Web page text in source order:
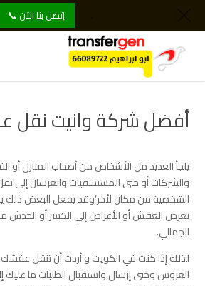
إتصل بنا الآن 📞
أفضل شركة وانيت نقل
يلجأ العديد من الأشخاص من أصحاب المنازل أو
والشركات أو حتى المستشفيات والعرسان إلي
الشخصية من مكان لأخر’وقد يفعل البعض ذلك
يعرض العفش أو الأغراض إلي الكسر أو الخدش
الجمالي.
لذلك إذا كنت في الكويت و أردت أن تنقل عفشك
العروس وحتى إرسال واستقبال الطلبات ما عليك